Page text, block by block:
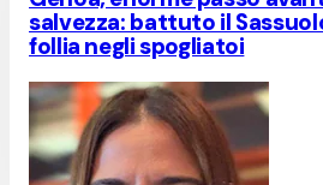
salvezza: battuto il
follia negli spogliatoi